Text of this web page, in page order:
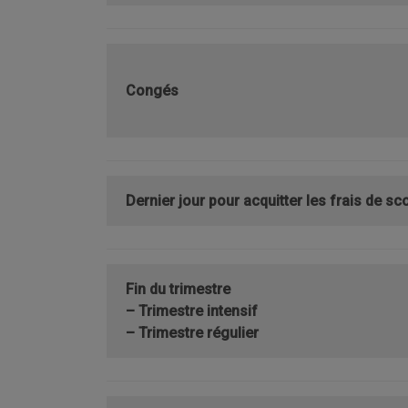
Congés
Dernier jour pour acquitter les frais de
Fin du trimestre
– Trimestre intensif
– Trimestre régulier